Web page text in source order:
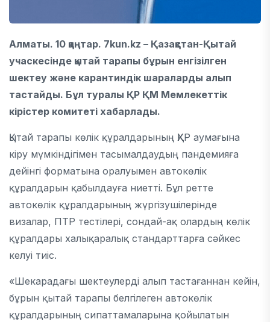
Алматы. 10 қаңтар. 7kun.kz – Қазақстан-Қытай
учаскесінде қытай тарапы бұрын енгізілген
шектеу және карантиндік шараларды алып
тастайды. Бұл туралы ҚР ҚМ Мемлекеттік
кірістер комитеті хабарлады.
Қытай тарапы көлік құралдарының ҚХР аумағына
кіру мүмкіндігімен тасымалдаудың пандемияға
дейінгі форматына оралуымен автокөлік
құралдарын қабылдауға ниетті. Бұл ретте
автокөлік құралдарының жүргізушілерінде
визалар, ПТР тестілері, сондай-ақ олардың көлік
құралдары халықаралық стандарттарға сәйкес
келуі тиіс.
«Шекарадағы шектеулерді алып тастағаннан кейін,
бұрын қытай тарапы белгілеген автокөлік
құралдарының сипаттамаларына қойылатын